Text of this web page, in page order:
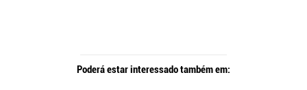
Poderá estar interessado também em: